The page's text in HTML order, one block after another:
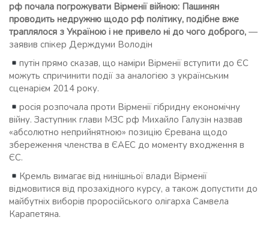
рф почала погрожувати Вірменії війною: Пашинян
проводить недружню щодо рф політику, подібне вже
траплялося з Україною і не привело ні до чого доброго, —
заявив спікер Держдуми Володін
путін прямо сказав, що наміри Вірменії вступити до ЄС
можуть спричинити події за аналогією з українським
сценарієм 2014 року.
росія розпочала проти Вірменії гібридну економічну
війну. Заступник глави МЗС рф Михайло Галузін назвав
«абсолютно неприйнятною» позицію Єревана щодо
збереження членства в ЄАЕС до моменту входження в
ЄС.
Кремль вимагає від нинішньої влади Вірменії
відмовитися від прозахідного курсу, а також допустити до
майбутніх виборів проросійського олігарха Самвела
Карапетяна.